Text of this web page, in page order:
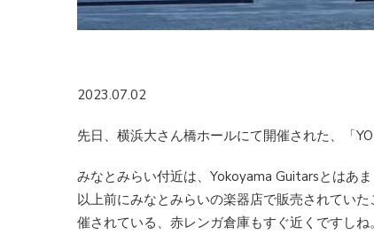
2023.07.02
先日、横浜大さん橋ホールにて開催された、「
みなとみらい付近は、Yokoyama Guitarsとはあ
以上前にみなとみらいの楽器店で販売されてい
催されている、赤レンガ倉庫もすぐ近くですしね。